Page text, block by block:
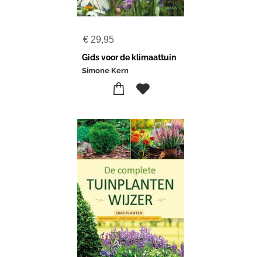
€ 29,95
Gids voor de klimaattuin
Simone Kern